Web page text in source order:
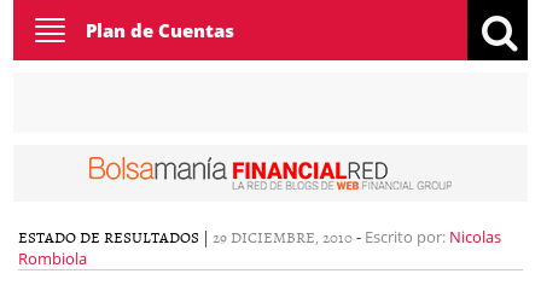
Toggle
navigation
Plan de Cuentas
ESTADO DE RESULTADOS | 29 DICIEMBRE, 2010- Escrito por: Nicolas
Rombiola